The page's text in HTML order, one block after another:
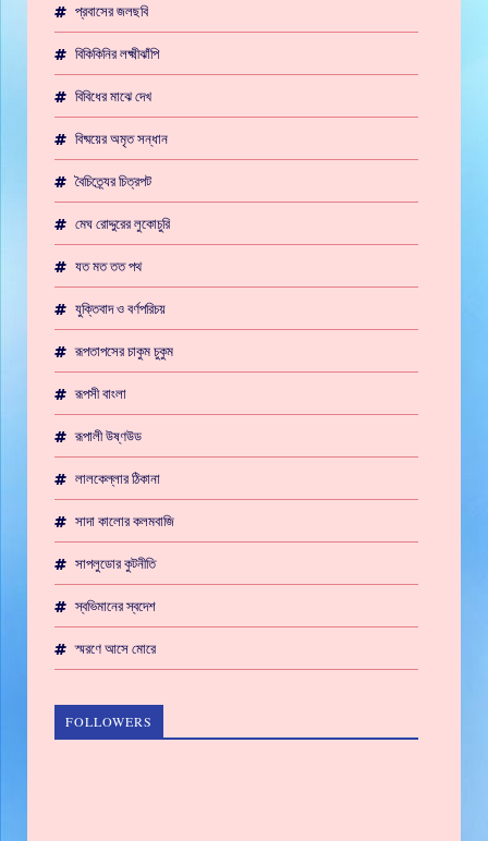
প্রবাসের জলছবি
বিকিকিনির লক্ষ্মীঝাঁপি
বিবিধের মাঝে দেখ
বিষ্ময়ের অমৃত সন্ধান
বৈচিত্র্যের চিত্রপট
মেঘ রোদ্দুরের লুকোচুরি
যত মত তত পথ
যুক্তিবাদ ও বর্ণপরিচয়
রূপতাপসের চাকুম চুকুম
রূপসী বাংলা
রূপালী উষ্ণউড
লালকেল্লার ঠিকানা
সাদা কালোর কলমবাজি
সাপলুডোর কুটনীতি
স্বভিমানের স্বদেশ
স্মরণে আসে মোরে
FOLLOWERS